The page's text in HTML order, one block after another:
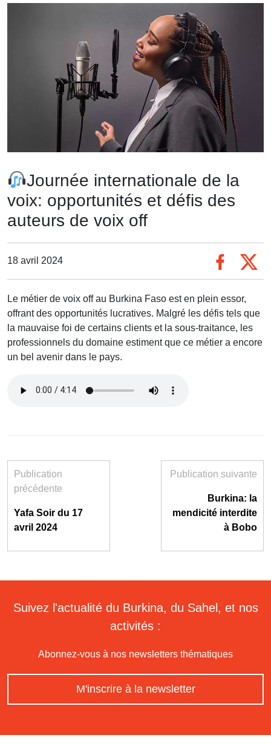
Journée internationale de la
voix: opportunités et défis des
auteurs de voix off
18 avril 2024
Le métier de voix off au Burkina Faso est en plein essor,
offrant des opportunités lucratives. Malgré les défis tels que
la mauvaise foi de certains clients et la sous-traitance, les
professionnels du domaine estiment que ce métier a encore
un bel avenir dans le pays.
Publication
précédente
Yafa Soir du 17
avril 2024
Publication suivante
Burkina: la
mendicité interdite
à Bobo
Suivez l'actualité du Burkina, du Sahel, et nos
activités :
Abonnez-vous à nos newsletters thématiques
M'inscrire à la newsletter